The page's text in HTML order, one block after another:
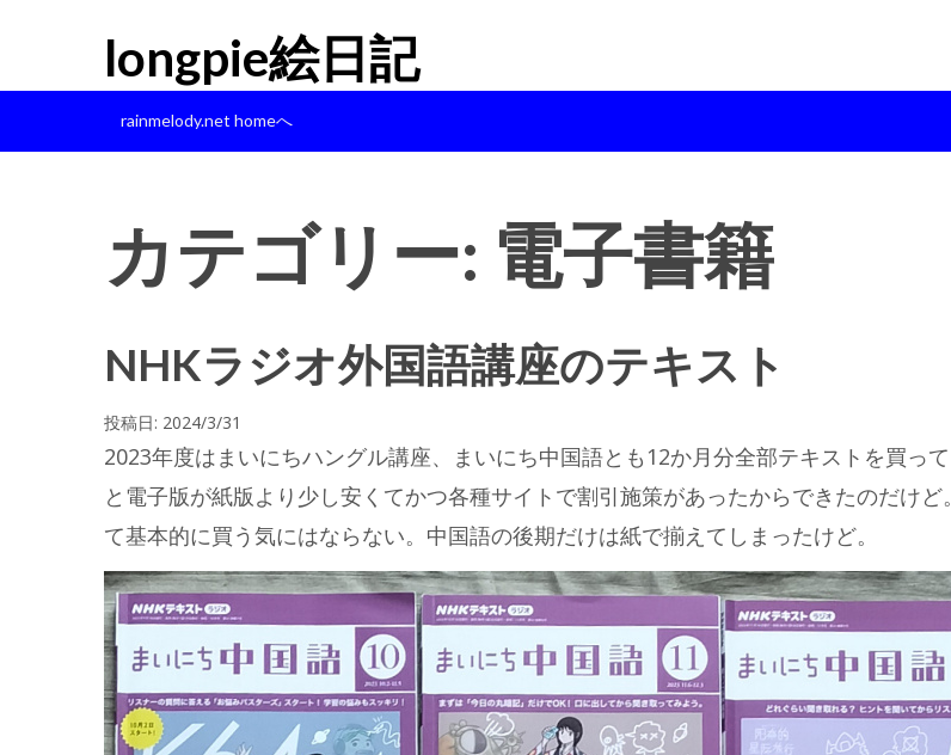
longpie絵日記
rainmelody.net homeへ
カテゴリー: 電子書籍
NHKラジオ外国語講座のテキスト
投稿日: 2024/3/31
2023年度はまいにちハングル講座、まいにち中国語とも12か月分全部テキストを買っ
と電子版が紙版より少し安くてかつ各種サイトで割引施策があったからできたのだけ
て基本的に買う気にはならない。中国語の後期だけは紙で揃えてしまったけど。